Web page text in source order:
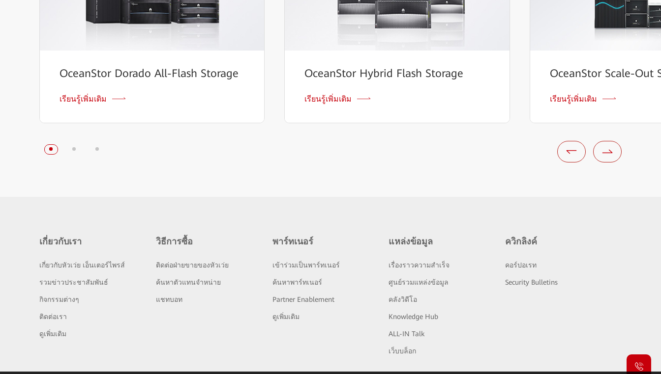
OceanStor Dorado All-Flash Storage
เรียนรู้เพิ่มเติม
OceanStor Hybrid Flash Storage
เรียนรู้เพิ่มเติม
OceanStor Scale-Out
เรียนรู้เพิ่มเติม
เกี่ยวกับเรา
เกี่ยวกับหัวเว่ย เอ็นเตอร์ไพรส์
รวมข่าวประชาสัมพันธ์
กิจกรรมต่างๆ
ติดต่อเรา
ดูเพิ่มเติม
วิธีการซื้อ
ติดต่อฝ่ายขายของหัวเว่ย
ค้นหาตัวแทนจำหน่าย
แชทบอท
พาร์ทเนอร์
เข้าร่วมเป็นพาร์ทเนอร์
ค้นหาพาร์ทเนอร์
Partner Enablement
ดูเพิ่มเติม
แหล่งข้อมูล
เรื่องราวความสำเร็จ
ศูนย์รวมแหล่งข้อมูล
คลังวิดีโอ
Knowledge Hub
ALL-IN Talk
เว็บบล็อก
ควิกลิงค์
คอร์ปอเรท
Security Bulletins